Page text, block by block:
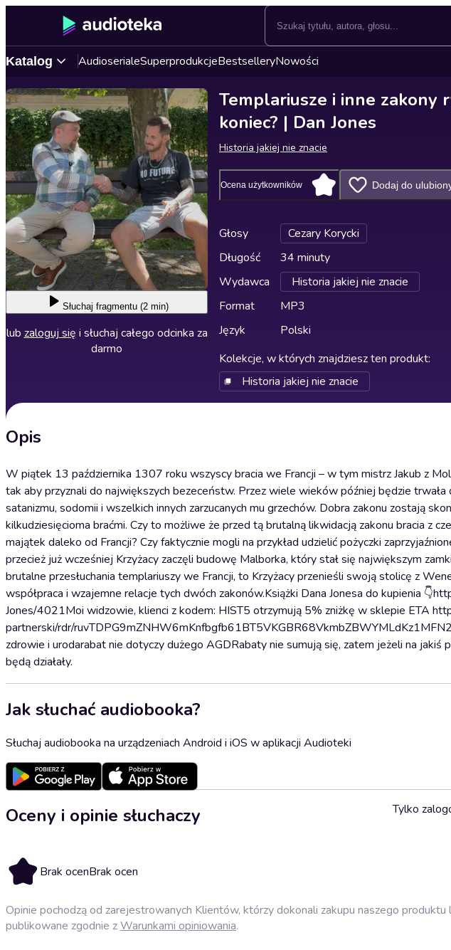
Katalog AudioserialeSuperprodukcjeBestselleryNowości
Słuchaj fragmentu (2 min)
lub zaloguj się i słuchaj całego odcinka za
darmo
Templariusze i inne zakony
koniec? | Dan Jones
Historia jakiej nie znacie
Ocena użytkowników Dodaj do
Głosy
Cezary Korycki
Długość
34 minuty
Wydawca
Historia jakiej nie znacie
Format
MP3
Język
Polski
Kolekcje, w których znajdziesz ten produkt:
Historia jakiej nie znacie
Opis
W piątek 13 października 1307 roku wszyscy bracia we Francji – w tym mistrz Jakub z
tak aby przyznali do największych bezeceństw. Przez wiele wieków później będzie trwała
satanizmu, sodomii i wszelkich innych zarzucanych mu grzechów. Dobra zakonu zostają
kilkudziesięcioma braćmi. Czy to możliwe że przed tą brutalną likwidacją zakonu bracia z
majątek daleko od Francji? Czy faktycznie mogli na przykład udzielić pożyczki
przecież już wcześniej Krzyżacy zaczęli budowę Malborka, który stał się największym
brutalne przesłuchania templariuszy we Francji, to Krzyżacy przenieśli swoją stolicę z
współpraca i wzajemne relacje tych dwóch zakonów.Książki Dana Jonesa do kupienia
Jones/4021Moi widzowie, klienci z kodem: HIST5 otrzymują 5% zniżkę w sklepie ETA
partnerski/rdr/
zdrowie i urodarabat nie dotyczy dużego AGDRabaty nie sumują się, zatem jeżeli na
będą działały.
Jak słuchać audiobooka?
Słuchaj audiobooka na urządzeniach Android i iOS w aplikacji Audioteki
Oceny i opinie słuchaczy
Brak ocenBrak ocen
Tylko
Opinie pochodzą od zarejestrowanych Klientów, którzy dokonali zakupu naszego produktu
publikowane zgodnie zWarunkami opiniowania.